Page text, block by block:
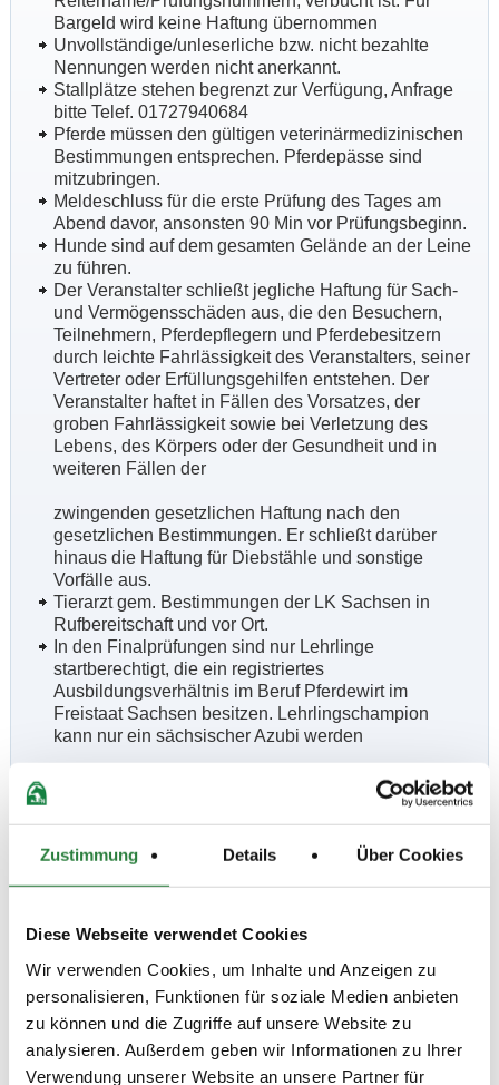
Zustimmung Details Über Cookies
Diese Webseite verwendet Cookies
Wir verwenden Cookies, um Inhalte und Anzeigen zu
personalisieren, Funktionen für soziale Medien anbieten
zu können und die Zugriffe auf unsere Website zu
analysieren. Außerdem geben wir Informationen zu Ihrer
Verwendung unserer Website an unsere Partner für
Bargeld wird keine Haftung übernommen
Unvollständige/unleserliche bzw. nicht bezahlte
Nennungen werden nicht anerkannt.
Stallplätze stehen begrenzt zur Verfügung, Anfrage
bitte Telef. 01727940684
Pferde müssen den gültigen veterinärmedizinischen
Bestimmungen entsprechen. Pferdepässe sind
mitzubringen.
Meldeschluss für die erste Prüfung des Tages am
Abend davor, ansonsten 90 Min vor Prüfungsbeginn.
Hunde sind auf dem gesamten Gelände an der Leine
zu führen.
Der Veranstalter schließt jegliche Haftung für Sach-
und Vermögensschäden aus, die den Besuchern,
Teilnehmern, Pferdepflegern und Pferdebesitzern
durch leichte Fahrlässigkeit des Veranstalters, seiner
Vertreter oder Erfüllungsgehilfen entstehen. Der
Veranstalter haftet in Fällen des Vorsatzes, der
groben Fahrlässigkeit sowie bei Verletzung des
Lebens, des Körpers oder der Gesundheit und in
weiteren Fällen der
zwingenden gesetzlichen Haftung nach den
gesetzlichen Bestimmungen. Er schließt darüber
hinaus die Haftung für Diebstähle und sonstige
Vorfälle aus.
Tierarzt gem. Bestimmungen der LK Sachsen in
Rufbereitschaft und vor Ort.
In den Finalprüfungen sind nur Lehrlinge
startberechtigt, die ein registriertes
Ausbildungsverhältnis im Beruf Pferdewirt im
Freistaat Sachsen besitzen. Lehrlingschampion
kann nur ein sächsischer Azubi werden
Sächsisches Lehrlingschampionat
Der Sieger wird in den Final-Wettbewerben ermittelt.
Platz 2 ist der Zweitbeste aus dem
Finale. Platz 3 geht an den drittbesten aus den
Beschaffenheit der Plätze:
Prüfungsplätze: Sand